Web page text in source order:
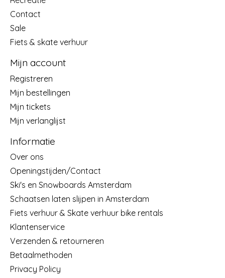
Contact
Sale
Fiets & skate verhuur
Mijn account
Registreren
Mijn bestellingen
Mijn tickets
Mijn verlanglijst
Informatie
Over ons
Openingstijden/Contact
Ski's en Snowboards Amsterdam
Schaatsen laten slijpen in Amsterdam
Fiets verhuur & Skate verhuur bike rentals
Klantenservice
Verzenden & retourneren
Betaalmethoden
Privacy Policy